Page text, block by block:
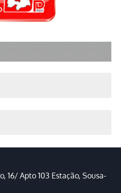
16/ Apto 103 Estação, Sousa-